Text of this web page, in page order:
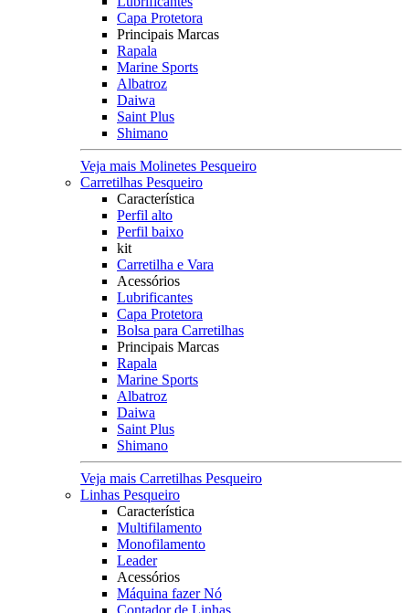
Capa Protetora
Principais Marcas
Rapala
Marine Sports
Albatroz
Daiwa
Saint Plus
Shimano
Veja mais Molinetes Pesqueiro
Carretilhas Pesqueiro
Característica
Perfil alto
Perfil baixo
kit
Carretilha e Vara
Acessórios
Lubrificantes
Capa Protetora
Bolsa para Carretilhas
Principais Marcas
Rapala
Marine Sports
Albatroz
Daiwa
Saint Plus
Shimano
Veja mais Carretilhas Pesqueiro
Linhas Pesqueiro
Característica
Multifilamento
Monofilamento
Leader
Acessórios
Máquina fazer Nó
Contador de Linhas